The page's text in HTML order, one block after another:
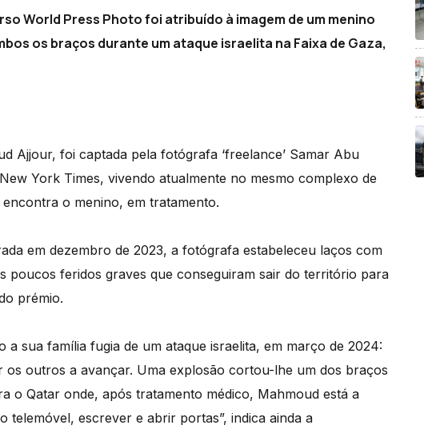
World Press Photo foi atribuído à imagem de um menino
os braços durante um ataque israelita na Faixa de Gaza,
Ajjour, foi captada pela fotógrafa ‘freelance’ Samar Abu
York Times, vivendo atualmente no mesmo complexo de
o menino, em tratamento.
em dezembro de 2023, a fotógrafa estabeleceu laços com
poucos feridos graves que conseguiram sair do território para
prémio.
sua família fugia de um ataque israelita, em março de 2024:
outros a avançar. Uma explosão cortou-lhe um dos braços
o Qatar onde, após tratamento médico, Mahmoud está a
telemóvel, escrever e abrir portas”, indica ainda a